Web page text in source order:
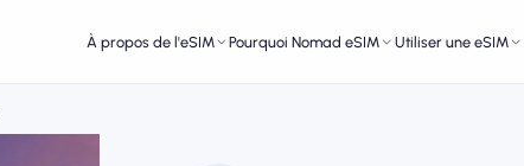
À propos de l'eSIM Pourquoi Nomad eSIM Utiliser une eSIM